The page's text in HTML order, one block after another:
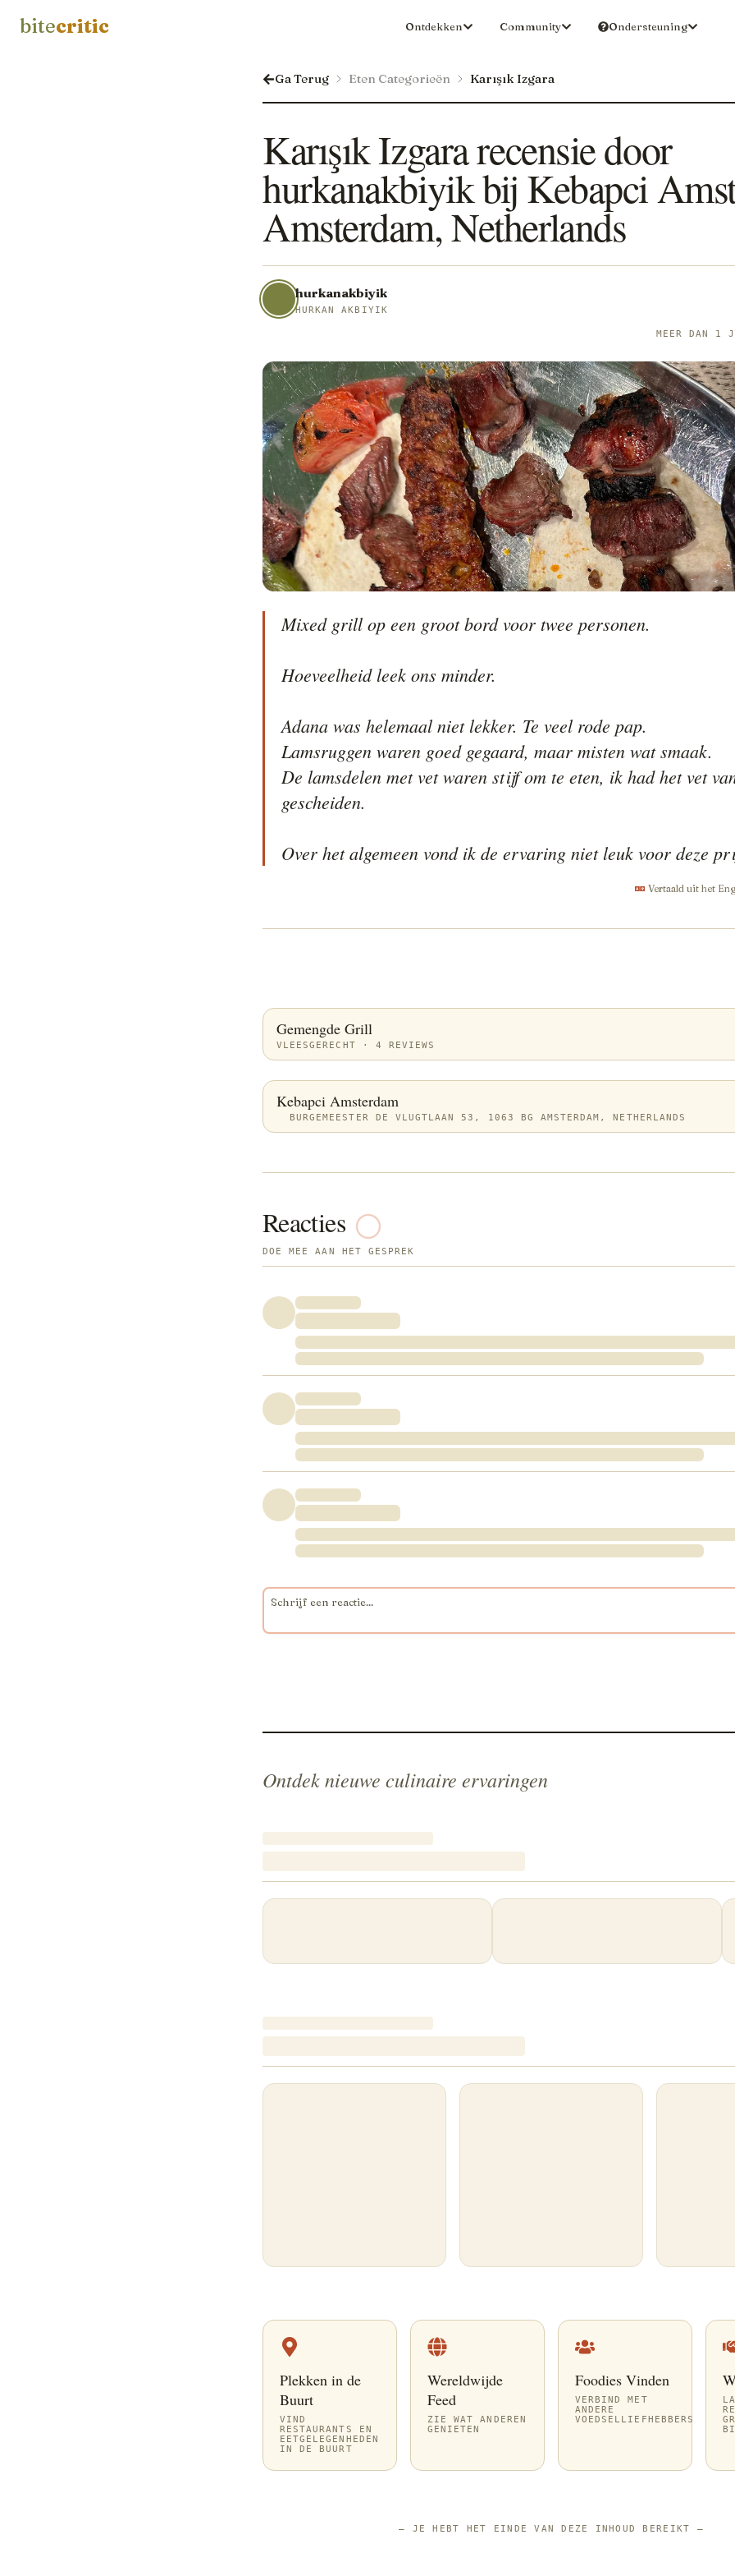
bitecritic Ontdekken Community Ondersteuning
Ga Terug Eten Categorieën Karışık Izgara
Karışık Izgara recensie door
hurkanakbiyik bij Kebapci
Amsterdam, Netherlands
hurkanakbiyik
HURKAN AKBIYIK
MEER DAN 1
Mixed grill op een groot bord voor twee personen.
Hoeveelheid leek ons minder.
Adana was helemaal niet lekker. Te veel rode pap.
Lamsruggen waren goed gegaard, maar misten wat smaak.
De lamsdelen met vet waren stijf om te eten, ik had het vet
gescheiden.
Over het algemeen vond ik de ervaring niet leuk voor deze
Vertaald uit het
Gemengde Grill
VLEESGERECHT · 4 REVIEWS
Kebapci Amsterdam
BURGEMEESTER DE VLUGTLAAN 53, 1063 BG AMSTERDAM, NETHERLANDS
Reacties
DOE MEE AAN HET GESPREK
Ontdek nieuwe culinaire ervaringen
Plekken in de
Buurt
VIND
RESTAURANTS EN
EETGELEGENHEDEN
IN DE BUURT
Wereldwijde
Feed
ZIE WAT ANDEREN
GENIETEN
Foodies Vinden
VERBIND MET
ANDERE
VOEDSELLIEFHEBBERS
— JE HEBT HET EINDE VAN DEZE INHOUD BEREIKT —